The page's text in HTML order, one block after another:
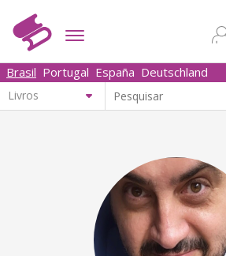
Brasil Portugal España Deutschland